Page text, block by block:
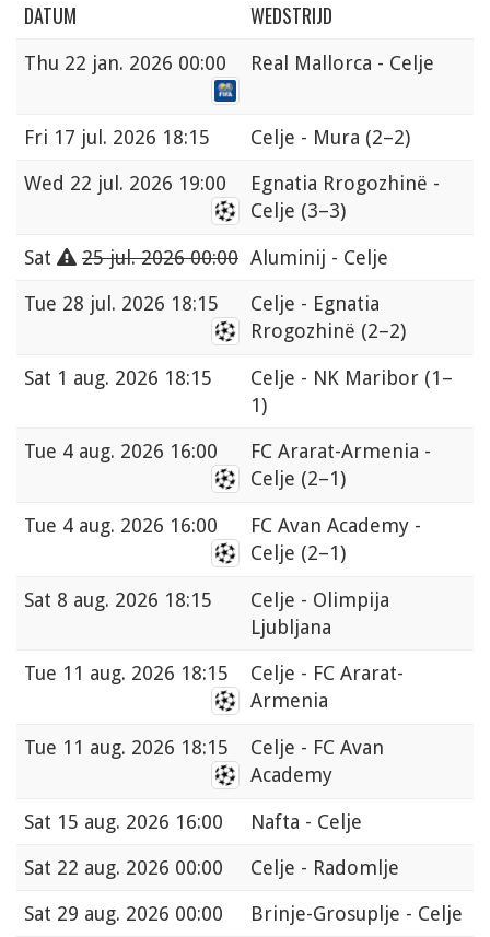
DATUM WEDSTRIJD
Thu 22 jan. 2026 00:00 Real Mallorca - Celje
Fri 17 jul. 2026 18:15 Celje - Mura (2–2)
Wed 22 jul. 2026 19:00
Egnatia Rrogozhinë -
Celje (3–3)
Sat 25 jul. 2026 00:00 Aluminij - Celje
Tue 28 jul. 2026 18:15
Celje - Egnatia
Rrogozhinë (2–2)
Sat 1 aug. 2026 18:15 Celje - NK Maribor (1–
1)
Tue 4 aug. 2026 16:00
FC Ararat-Armenia -
Celje (2–1)
Tue 4 aug. 2026 16:00
FC Avan Academy -
Celje (2–1)
Sat 8 aug. 2026 18:15
Celje - Olimpija
Ljubljana
Tue 11 aug. 2026 18:15
Celje - FC Ararat-
Armenia
Tue 11 aug. 2026 18:15
Celje - FC Avan
Academy
Sat 15 aug. 2026 16:00
Nafta - Celje
Sat 22 aug. 2026 00:00
Celje - Radomlje
Sat 29 aug. 2026 00:00 Brinje-Grosuplje - Celje